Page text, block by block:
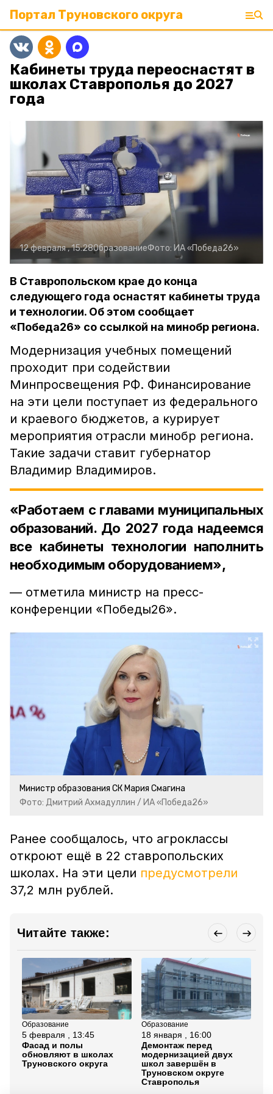
Портал Труновского округа
Кабинеты труда переоснастят в
школах Ставрополья до 2027
года
12 февраля , 15:28ОбразованиеФото: ИА «Победа26»
В Ставропольском крае до конца
следующего года оснастят кабинеты труда
и технологии. Об этом сообщает
«Победа26» со ссылкой на минобр региона.
Модернизация учебных помещений
проходит при содействии
Минпросвещения РФ. Финансирование
на эти цели поступает из федерального
и краевого бюджетов, а курирует
мероприятия отрасли минобр региона.
Такие задачи ставит губернатор
Владимир Владимиров.
«Работаем с главами муниципальных
образований. До 2027 года надеемся
все кабинеты технологии наполнить
необходимым оборудованием»,
— отметила министр на пресс-
конференции «Победы26».
Министр образования СК Мария Смагина
Фото: Дмитрий Ахмадуллин / ИА «Победа26»
Ранее сообщалось, что агроклассы
откроют ещё в 22 ставропольских
школах. На эти цели предусмотрели
37,2 млн рублей.
Читайте также:
Образование
5 февраля , 13:45
Фасад и полы
обновляют в школах
Труновского округа
Образование
18 января , 16:00
Демонтаж перед
модернизацией двух
школ завершён в
Труновском округе
Ставрополья